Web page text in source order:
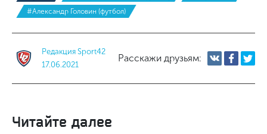
#Александр Головин (футбол)
Редакция Sport42
17.06.2021
Расскажи друзьям:
Читайте далее